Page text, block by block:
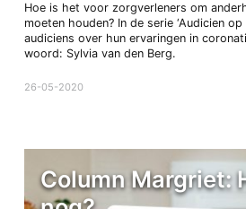
Hoe is het voor zorgverleners om
moeten houden? In de serie ‘Audicien
audiciens over hun ervaringen in
woord: Sylvia van den Berg.
26-05-2020
Column Margriet: